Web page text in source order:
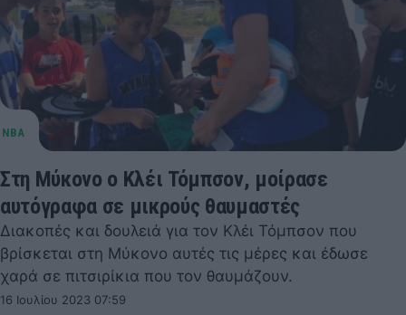
Στη Μύκονο ο Κλέι Τόμπσον, μοίρασε
αυτόγραφα σε μικρούς θαυμαστές
Διακοπές και δουλειά για τον Κλέι Τόμπσον που
βρίσκεται στη Μύκονο αυτές τις μέρες και έδωσε
χαρά σε πιτσιρίκια που τον θαυμάζουν.
16 Ιουλίου 2023 07:59